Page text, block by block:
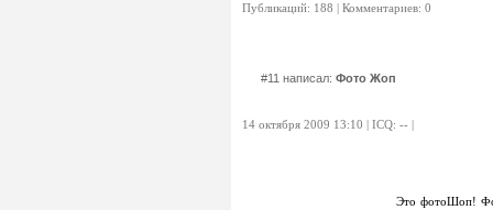
Публикаций: 188 | Комментариев: 0
#11 написал: Фото Жоп
14 октября 2009 13:10 | ICQ: -- |
Это фотоШоп!